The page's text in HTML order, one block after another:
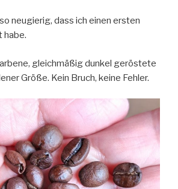
neugierig, dass ich einen ersten
habe.
gleichmäßig dunkel geröstete
Größe. Kein Bruch, keine Fehler.